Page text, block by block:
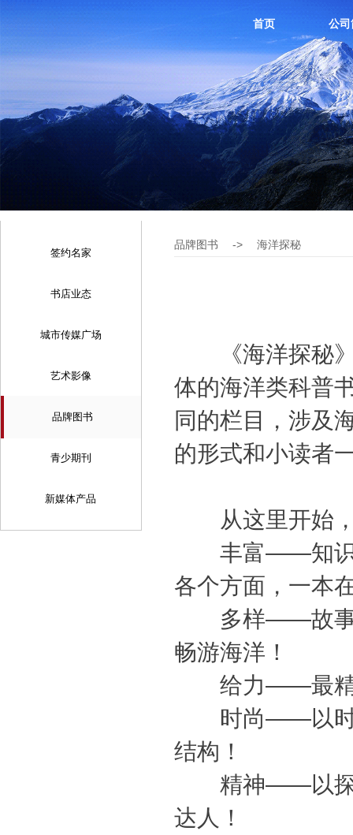
首页 公司
签约名家
书店业态
城市传媒广场
艺术影像
品牌图书
青少期刊
新媒体产品
品牌图书 -> 海洋探秘
《海洋探秘》
体的海洋类科普
同的栏目，涉及
的形式和小读者
从这里开始，
丰富——知识涵
各个方面，一本
多样——故事
畅游海洋！
给力——最精彩
时尚——以时尚
结构！
精神——以探索
达人！